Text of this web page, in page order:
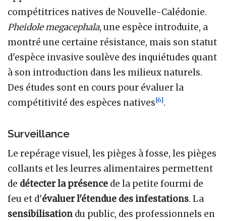
compétitrices natives de Nouvelle-Calédonie.
Pheidole megacephala, une espèce introduite, a
montré une certaine résistance, mais son statut
d'espèce invasive soulève des inquiétudes quant
à son introduction dans les milieux naturels.
Des études sont en cours pour évaluer la
compétitivité des espèces natives[6].
Surveillance
Le repérage visuel, les pièges à fosse, les pièges
collants et les leurres alimentaires permettent
de détecter la présence de la petite fourmi de
feu et d'évaluer l'étendue des infestations. La
sensibilisation du public, des professionnels en